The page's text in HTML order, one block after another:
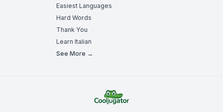
Easiest Languages
Hard Words
Thank You
Learn Italian
See More →